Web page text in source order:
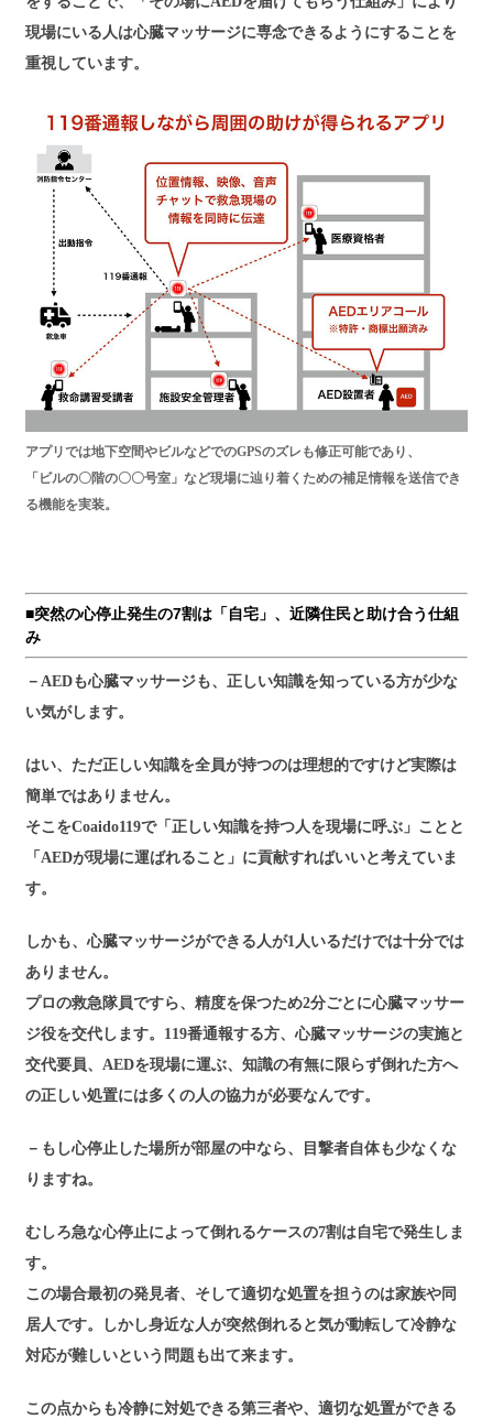
現場にいる人は心臓マッサージに専念できるようにすることを
重視しています。
アプリでは地下空間やビルなどでのGPSのズレも修正可能であり、
「ビルの〇階の〇〇号室」など現場に辿り着くための補足情報を送信でき
る機能を実装。
■突然の心停止発生の7割は「自宅」、近隣住民と助け合う仕組
み
－AEDも心臓マッサージも、正しい知識を知っている方が少な
い気がします。
はい、ただ正しい知識を全員が持つのは理想的ですけど実際は
簡単ではありません。
そこをCoaido119で「正しい知識を持つ人を現場に呼ぶ」ことと
「AEDが現場に運ばれること」に貢献すればいいと考えていま
す。
しかも、心臓マッサージができる人が1人いるだけでは十分では
ありません。
プロの救急隊員ですら、精度を保つため2分ごとに心臓マッサー
ジ役を交代します。119番通報する方、心臓マッサージの実施と
交代要員、AEDを現場に運ぶ、知識の有無に限らず倒れた方へ
の正しい処置には多くの人の協力が必要なんです。
－もし心停止した場所が部屋の中なら、目撃者自体も少なくな
りますね。
むしろ急な心停止によって倒れるケースの7割は自宅で発生しま
す。
この場合最初の発見者、そして適切な処置を担うのは家族や同
居人です。しかし身近な人が突然倒れると気が動転して冷静な
対応が難しいという問題も出て来ます。
この点からも冷静に対処できる第三者や、適切な処置ができる